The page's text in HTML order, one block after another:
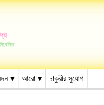
আরো চাকুরীর সুযোগ